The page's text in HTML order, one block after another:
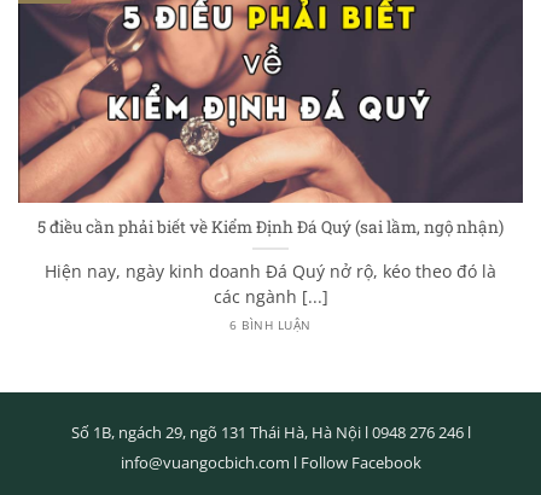
5 điều cần phải biết về Kiểm Định Đá Quý (sai lầm, ngộ nhận)
Hiện nay, ngày kinh doanh Đá Quý nở rộ, kéo theo đó là
các ngành [...]
6 BÌNH LUẬN
Số 1B, ngách 29, ngõ 131 Thái Hà, Hà Nội l0948 276 246l
info@vuangocbich.com l Follow Facebook